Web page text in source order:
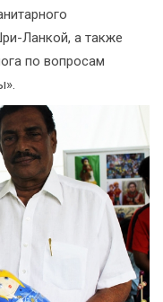
Ланкой, а также
по вопросам